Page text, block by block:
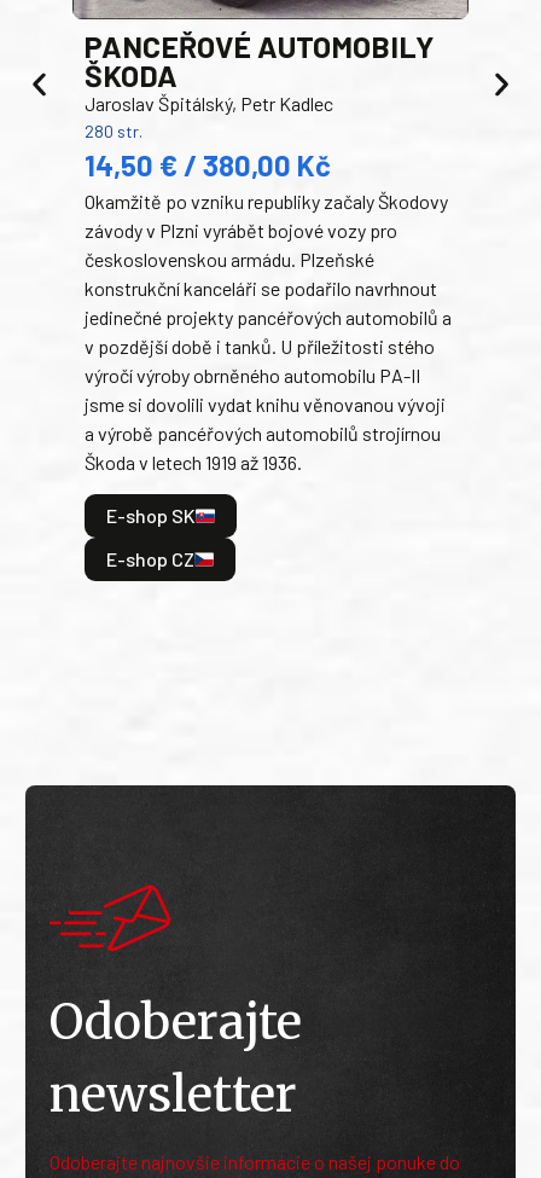
PANCEŘOVÉ AUTOMOBILY
ŠKODA
Jaroslav Špitálský, Petr Kadlec
280 str.
14,50 € / 380,00 Kč
Okamžitě po vzniku republiky začaly Škodovy
závody v Plzni vyrábět bojové vozy pro
československou armádu. Plzeňské
konstrukční kanceláři se podařilo navrhnout
jedinečné projekty pancéřových automobilů a
v pozdější době i tanků. U příležitosti stého
výročí výroby obrněného automobilu PA-II
jsme si dovolili vydat knihu věnovanou vývoji
a výrobě pancéřových automobilů strojírnou
Škoda v letech 1919 až 1936.
E-shop SK
E-shop CZ
Odoberajte
newsletter
Odoberajte najnovšie informácie o našej ponuke do